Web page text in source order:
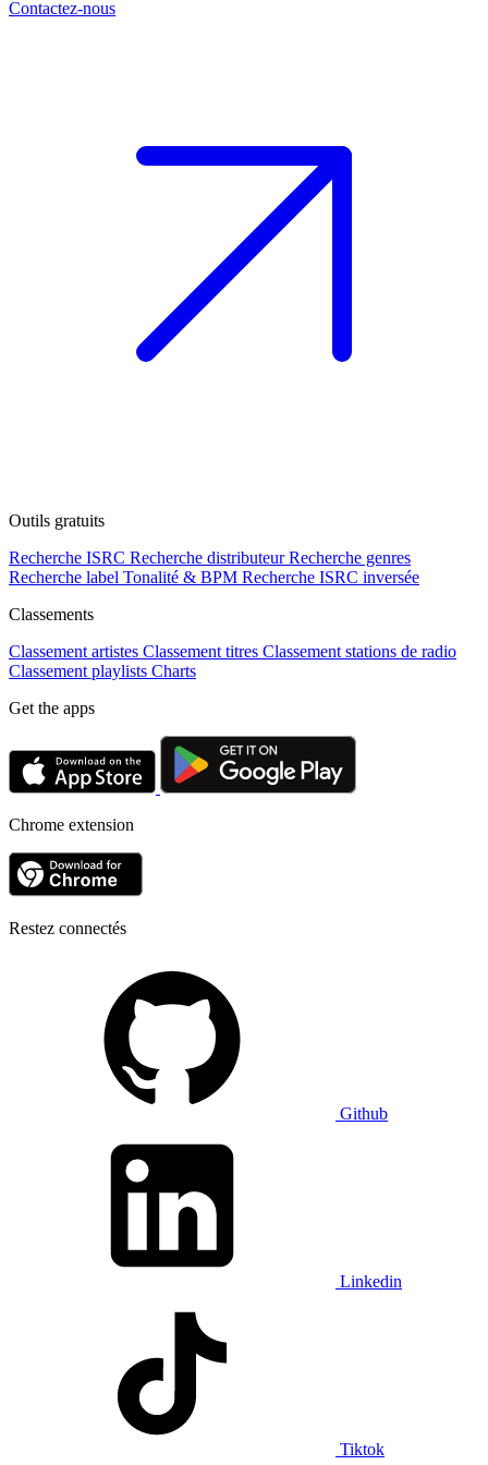
Contactez-nous
Outils gratuits
Recherche ISRC Recherche distributeur Recherche genres
Recherche label Tonalité & BPM Recherche ISRC inversée
Classements
Classement artistes Classement titres Classement stations de radio
Classement playlists Charts
Get the apps
Chrome extension
Restez connectés
Github
Linkedin
Tiktok